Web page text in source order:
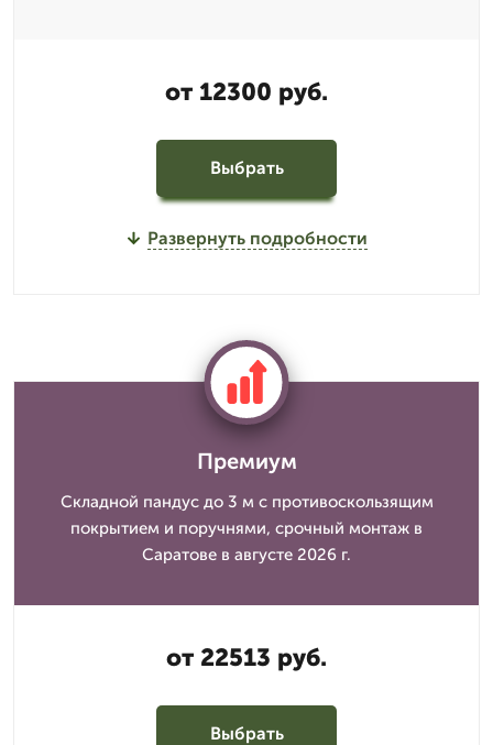
от 12300 руб.
Выбрать
Развернуть подробности
Премиум
Складной пандус до 3 м с противоскользящим
покрытием и поручнями, срочный монтаж в
Саратове в августе 2026 г.
от 22513 руб.
Выбрать